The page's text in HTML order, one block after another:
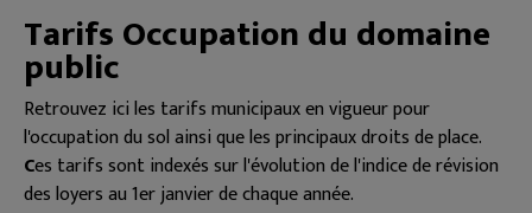
Tarifs Occupation du domaine
public
Retrouvez ici les tarifs municipaux en vigueur pour
l'occupation du sol ainsi que les principaux droits de place.
Ces tarifs sont indexés sur l'évolution de l'indice de révision
des loyers au 1er janvier de chaque année.